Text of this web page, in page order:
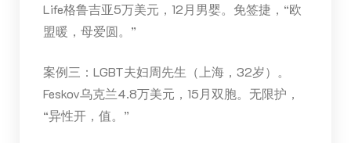
Life格鲁吉亚5万美元，12月男婴。免签捷，“欧
盟暖，母爱圆。”
案例三：LGBT夫妇周先生（上海，32岁）。
Feskov乌克兰4.8万美元，15月双胞。无限护，
“异性开，值。”